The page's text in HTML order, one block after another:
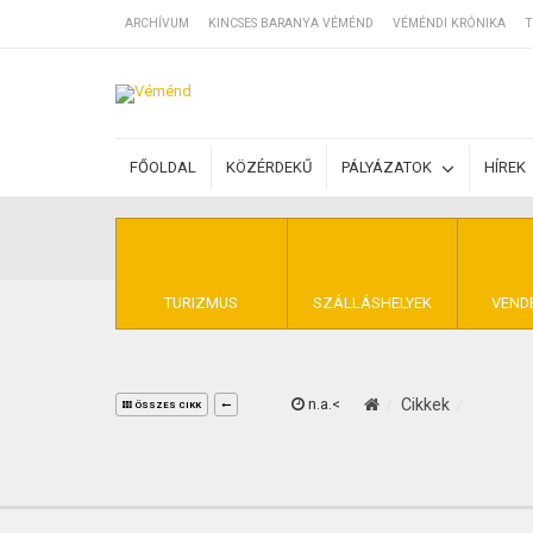
ARCHÍVUM KINCSES BARANYA VÉMÉND VÉMÉNDI KRÓNIKA
FŐOLDAL KÖZÉRDEKŰ PÁLYÁZATOK HÍREK
TURIZMUS SZÁLLÁSHELYEK
SZÁLLÁSOK
BEJEGYZÉSEK
ÁLTALÁNOS
KINCSES
ÖSSZES CIKK n.a.< Cikkek